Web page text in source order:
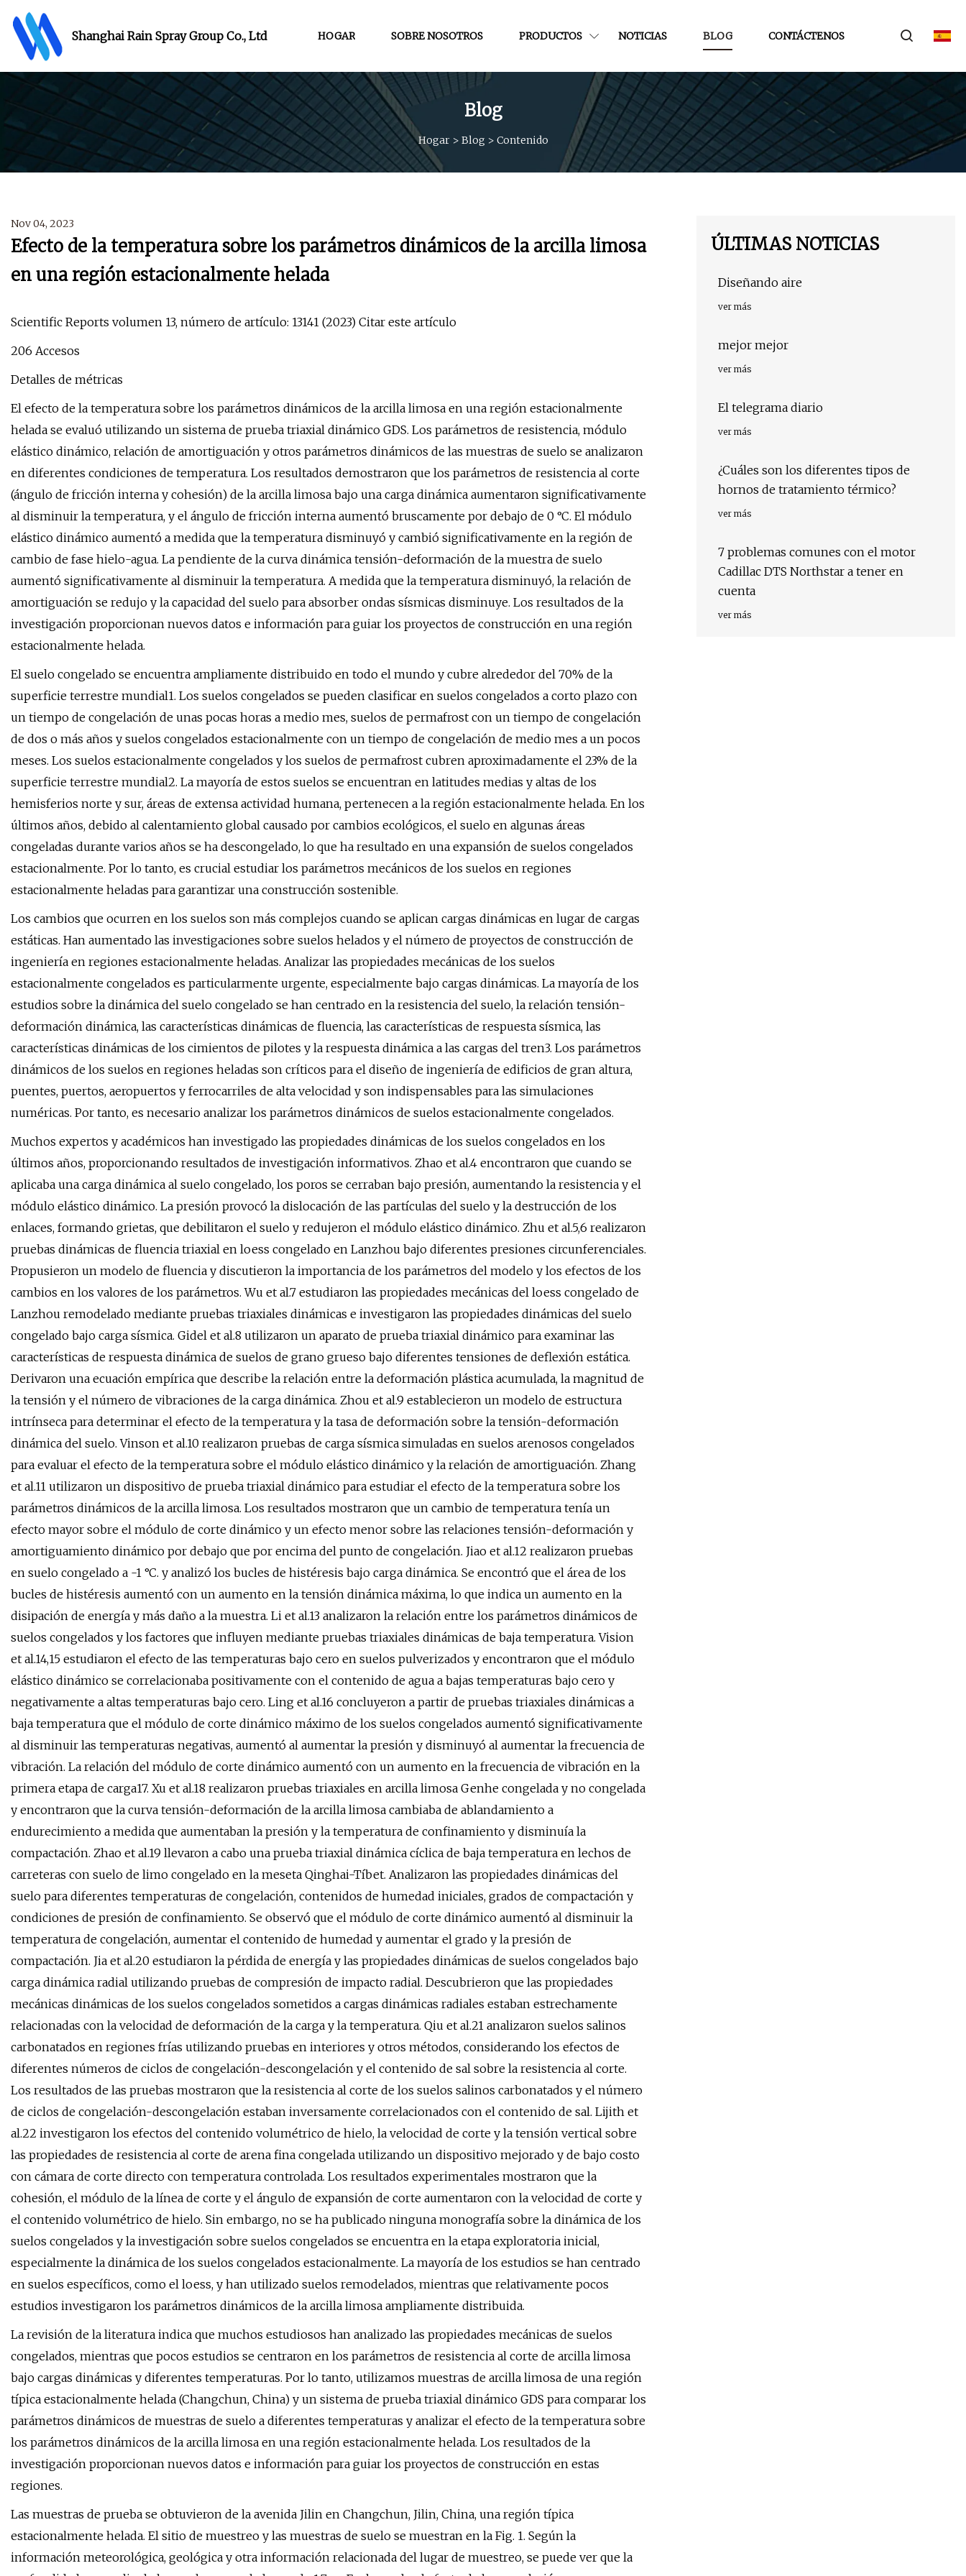
Shanghai Rain Spray Group Co., Ltd HOGAR SOBRE NOSOTROS PRODUCTOS NOTICIAS BLOG CONTÁCTENOS
Blog
Hogar> Blog > Contenido
Nov 04, 2023
Efecto de la temperatura sobre los parámetros dinámicos de la arcilla limosa
en una región estacionalmente helada
Scientific Reports volumen 13, número de artículo: 13141 (2023) Citar este artículo
206 Accesos
Detalles de métricas
El efecto de la temperatura sobre los parámetros dinámicos de la arcilla limosa en una región estacionalmente
helada se evaluó utilizando un sistema de prueba triaxial dinámico GDS. Los parámetros de resistencia, módulo
elástico dinámico, relación de amortiguación y otros parámetros dinámicos de las muestras de suelo se analizaron
en diferentes condiciones de temperatura. Los resultados demostraron que los parámetros de resistencia al corte
(ángulo de fricción interna y cohesión) de la arcilla limosa bajo una carga dinámica aumentaron significativamente
al disminuir la temperatura, y el ángulo de fricción interna aumentó bruscamente por debajo de 0 °C. El módulo
elástico dinámico aumentó a medida que la temperatura disminuyó y cambió significativamente en la región de
cambio de fase hielo-agua. La pendiente de la curva dinámica tensión-deformación de la muestra de suelo
aumentó significativamente al disminuir la temperatura. A medida que la temperatura disminuyó, la relación de
amortiguación se redujo y la capacidad del suelo para absorber ondas sísmicas disminuye. Los resultados de la
investigación proporcionan nuevos datos e información para guiar los proyectos de construcción en una región
estacionalmente helada.
El suelo congelado se encuentra ampliamente distribuido en todo el mundo y cubre alrededor del 70% de la
superficie terrestre mundial1. Los suelos congelados se pueden clasificar en suelos congelados a corto plazo con
un tiempo de congelación de unas pocas horas a medio mes, suelos de permafrost con un tiempo de congelación
de dos o más años y suelos congelados estacionalmente con un tiempo de congelación de medio mes a un pocos
meses. Los suelos estacionalmente congelados y los suelos de permafrost cubren aproximadamente el 23% de la
superficie terrestre mundial2. La mayoría de estos suelos se encuentran en latitudes medias y altas de los
hemisferios norte y sur, áreas de extensa actividad humana, pertenecen a la región estacionalmente helada. En los
últimos años, debido al calentamiento global causado por cambios ecológicos, el suelo en algunas áreas
congeladas durante varios años se ha descongelado, lo que ha resultado en una expansión de suelos congelados
estacionalmente. Por lo tanto, es crucial estudiar los parámetros mecánicos de los suelos en regiones
estacionalmente heladas para garantizar una construcción sostenible.
Los cambios que ocurren en los suelos son más complejos cuando se aplican cargas dinámicas en lugar de cargas
estáticas. Han aumentado las investigaciones sobre suelos helados y el número de proyectos de construcción de
ingeniería en regiones estacionalmente heladas. Analizar las propiedades mecánicas de los suelos
estacionalmente congelados es particularmente urgente, especialmente bajo cargas dinámicas. La mayoría de los
estudios sobre la dinámica del suelo congelado se han centrado en la resistencia del suelo, la relación tensión-
deformación dinámica, las características dinámicas de fluencia, las características de respuesta sísmica, las
características dinámicas de los cimientos de pilotes y la respuesta dinámica a las cargas del tren3. Los parámetros
dinámicos de los suelos en regiones heladas son críticos para el diseño de ingeniería de edificios de gran altura,
puentes, puertos, aeropuertos y ferrocarriles de alta velocidad y son indispensables para las simulaciones
numéricas. Por tanto, es necesario analizar los parámetros dinámicos de suelos estacionalmente congelados.
Muchos expertos y académicos han investigado las propiedades dinámicas de los suelos congelados en los
últimos años, proporcionando resultados de investigación informativos. Zhao et al.4 encontraron que cuando se
aplicaba una carga dinámica al suelo congelado, los poros se cerraban bajo presión, aumentando la resistencia y el
módulo elástico dinámico. La presión provocó la dislocación de las partículas del suelo y la destrucción de los
enlaces, formando grietas, que debilitaron el suelo y redujeron el módulo elástico dinámico. Zhu et al.5,6 realizaron
pruebas dinámicas de fluencia triaxial en loess congelado en Lanzhou bajo diferentes presiones circunferenciales.
Propusieron un modelo de fluencia y discutieron la importancia de los parámetros del modelo y los efectos de los
cambios en los valores de los parámetros. Wu et al.7 estudiaron las propiedades mecánicas del loess congelado de
Lanzhou remodelado mediante pruebas triaxiales dinámicas e investigaron las propiedades dinámicas del suelo
congelado bajo carga sísmica. Gidel et al.8 utilizaron un aparato de prueba triaxial dinámico para examinar las
características de respuesta dinámica de suelos de grano grueso bajo diferentes tensiones de deflexión estática.
Derivaron una ecuación empírica que describe la relación entre la deformación plástica acumulada, la magnitud de
la tensión y el número de vibraciones de la carga dinámica. Zhou et al.9 establecieron un modelo de estructura
intrínseca para determinar el efecto de la temperatura y la tasa de deformación sobre la tensión-deformación
dinámica del suelo. Vinson et al.10 realizaron pruebas de carga sísmica simuladas en suelos arenosos congelados
para evaluar el efecto de la temperatura sobre el módulo elástico dinámico y la relación de amortiguación. Zhang
et al.11 utilizaron un dispositivo de prueba triaxial dinámico para estudiar el efecto de la temperatura sobre los
parámetros dinámicos de la arcilla limosa. Los resultados mostraron que un cambio de temperatura tenía un
efecto mayor sobre el módulo de corte dinámico y un efecto menor sobre las relaciones tensión-deformación y
amortiguamiento dinámico por debajo que por encima del punto de congelación. Jiao et al.12 realizaron pruebas
en suelo congelado a -1 °C. y analizó los bucles de histéresis bajo carga dinámica. Se encontró que el área de los
bucles de histéresis aumentó con un aumento en la tensión dinámica máxima, lo que indica un aumento en la
disipación de energía y más daño a la muestra. Li et al.13 analizaron la relación entre los parámetros dinámicos de
suelos congelados y los factores que influyen mediante pruebas triaxiales dinámicas de baja temperatura. Vision
et al.14,15 estudiaron el efecto de las temperaturas bajo cero en suelos pulverizados y encontraron que el módulo
elástico dinámico se correlacionaba positivamente con el contenido de agua a bajas temperaturas bajo cero y
negativamente a altas temperaturas bajo cero. Ling et al.16 concluyeron a partir de pruebas triaxiales dinámicas a
baja temperatura que el módulo de corte dinámico máximo de los suelos congelados aumentó significativamente
al disminuir las temperaturas negativas, aumentó al aumentar la presión y disminuyó al aumentar la frecuencia de
vibración. La relación del módulo de corte dinámico aumentó con un aumento en la frecuencia de vibración en la
primera etapa de carga17. Xu et al.18 realizaron pruebas triaxiales en arcilla limosa Genhe congelada y no congelada
y encontraron que la curva tensión-deformación de la arcilla limosa cambiaba de ablandamiento a
endurecimiento a medida que aumentaban la presión y la temperatura de confinamiento y disminuía la
compactación. Zhao et al.19 llevaron a cabo una prueba triaxial dinámica cíclica de baja temperatura en lechos de
carreteras con suelo de limo congelado en la meseta Qinghai-Tíbet. Analizaron las propiedades dinámicas del
suelo para diferentes temperaturas de congelación, contenidos de humedad iniciales, grados de compactación y
condiciones de presión de confinamiento. Se observó que el módulo de corte dinámico aumentó al disminuir la
temperatura de congelación, aumentar el contenido de humedad y aumentar el grado y la presión de
compactación. Jia et al.20 estudiaron la pérdida de energía y las propiedades dinámicas de suelos congelados bajo
carga dinámica radial utilizando pruebas de compresión de impacto radial. Descubrieron que las propiedades
mecánicas dinámicas de los suelos congelados sometidos a cargas dinámicas radiales estaban estrechamente
relacionadas con la velocidad de deformación de la carga y la temperatura. Qiu et al.21 analizaron suelos salinos
carbonatados en regiones frías utilizando pruebas en interiores y otros métodos, considerando los efectos de
diferentes números de ciclos de congelación-descongelación y el contenido de sal sobre la resistencia al corte.
Los resultados de las pruebas mostraron que la resistencia al corte de los suelos salinos carbonatados y el número
de ciclos de congelación-descongelación estaban inversamente correlacionados con el contenido de sal. Lijith et
al.22 investigaron los efectos del contenido volumétrico de hielo, la velocidad de corte y la tensión vertical sobre
las propiedades de resistencia al corte de arena fina congelada utilizando un dispositivo mejorado y de bajo costo
con cámara de corte directo con temperatura controlada. Los resultados experimentales mostraron que la
cohesión, el módulo de la línea de corte y el ángulo de expansión de corte aumentaron con la velocidad de corte y
el contenido volumétrico de hielo. Sin embargo, no se ha publicado ninguna monografía sobre la dinámica de los
suelos congelados y la investigación sobre suelos congelados se encuentra en la etapa exploratoria inicial,
especialmente la dinámica de los suelos congelados estacionalmente. La mayoría de los estudios se han centrado
en suelos específicos, como el loess, y han utilizado suelos remodelados, mientras que relativamente pocos
estudios investigaron los parámetros dinámicos de la arcilla limosa ampliamente distribuida.
La revisión de la literatura indica que muchos estudiosos han analizado las propiedades mecánicas de suelos
congelados, mientras que pocos estudios se centraron en los parámetros de resistencia al corte de arcilla limosa
bajo cargas dinámicas y diferentes temperaturas. Por lo tanto, utilizamos muestras de arcilla limosa de una región
típica estacionalmente helada (Changchun, China) y un sistema de prueba triaxial dinámico GDS para comparar los
parámetros dinámicos de muestras de suelo a diferentes temperaturas y analizar el efecto de la temperatura sobre
los parámetros dinámicos de la arcilla limosa en una región estacionalmente helada. Los resultados de la
investigación proporcionan nuevos datos e información para guiar los proyectos de construcción en estas
regiones.
Las muestras de prueba se obtuvieron de la avenida Jilin en Changchun, Jilin, China, una región típica
estacionalmente helada. El sitio de muestreo y las muestras de suelo se muestran en la Fig. 1. Según la
información meteorológica, geológica y otra información relacionada del lugar de muestreo, se puede ver que la
ÚLTIMAS NOTICIAS
Diseñando aire
ver más
mejor mejor
ver más
El telegrama diario
ver más
¿Cuáles son los diferentes tipos de
hornos de tratamiento térmico?
ver más
7 problemas comunes con el motor
Cadillac DTS Northstar a tener en
cuenta
ver más